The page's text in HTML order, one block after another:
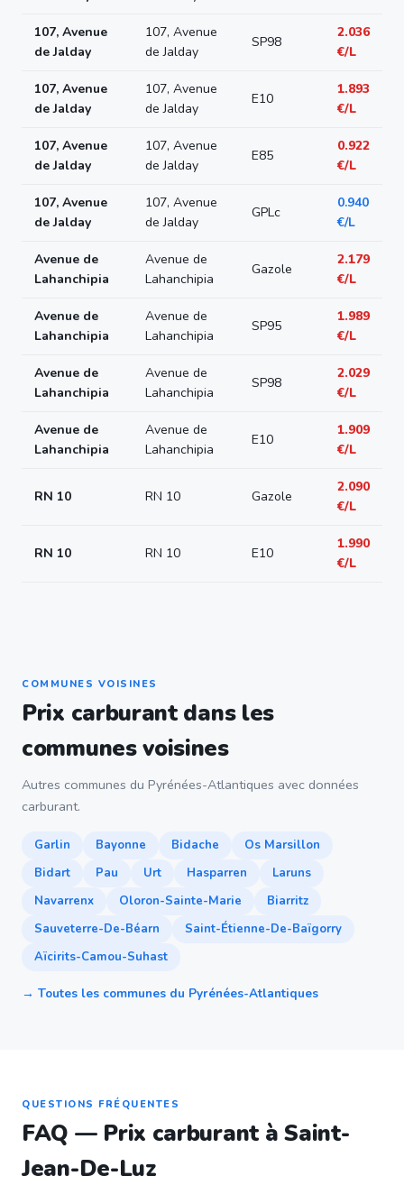
107, Avenue
de Jalday
107, Avenue
de Jalday
SP98
2.036
€/L
107, Avenue
de Jalday
107, Avenue
de Jalday
E10
1.893
€/L
107, Avenue
de Jalday
107, Avenue
de Jalday
E85
0.922
€/L
107, Avenue
de Jalday
107, Avenue
de Jalday
GPLc
0.940
€/L
Avenue de
Lahanchipia
Avenue de
Lahanchipia
Gazole
2.179
€/L
Avenue de
Lahanchipia
Avenue de
Lahanchipia
SP95
1.989
€/L
Avenue de
Lahanchipia
Avenue de
Lahanchipia
SP98
2.029
€/L
Avenue de
Lahanchipia
Avenue de
Lahanchipia
E10
1.909
€/L
RN 10 RN 10 Gazole
2.090
€/L
RN 10 RN 10 E10
1.990
€/L
COMMUNES VOISINES
Prix carburant dans les
communes voisines
Autres communes du Pyrénées-Atlantiques avec données
carburant.
Garlin Bayonne Bidache
Os Marsillon
Bidart
Pau Urt Hasparren
Laruns
Navarrenx
Oloron-Sainte-Marie
Biarritz
Sauveterre-De-Béarn
Saint-Étienne-De-Baïgorry
Aïcirits-Camou-Suhast
→ Toutes les communes du Pyrénées-Atlantiques
QUESTIONS FRÉQUENTES
FAQ — Prix carburant à Saint-
Jean-De-Luz